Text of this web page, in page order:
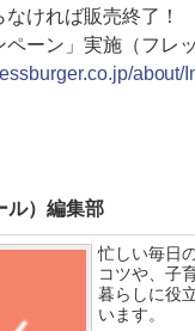
なければ販売終了
ーン」実施（フレ
about/
ル）編集部
忙しい毎日
コツや、子
暮らしに役
います。